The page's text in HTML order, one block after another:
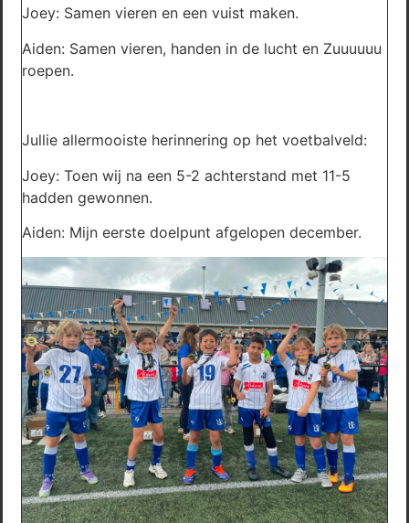
Joey: Samen vieren en een vuist maken.
Aiden: Samen vieren, handen in de lucht en Zuuuuuu
roepen.
Jullie allermooiste herinnering op het voetbalveld:
Joey: Toen wij na een 5-2 achterstand met 11-5
hadden gewonnen.
Aiden: Mijn eerste doelpunt afgelopen december.